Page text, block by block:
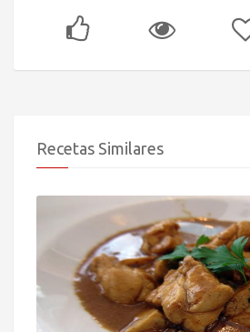
Recetas Similares